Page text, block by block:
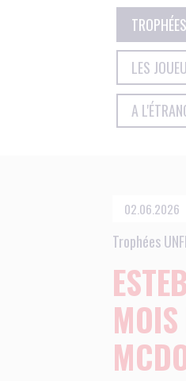
LES
A
02.06.2026
Trophées